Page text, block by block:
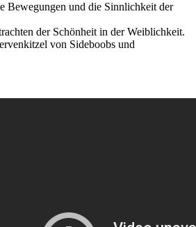
Bewegungen und die Sinnlichkeit der
der Schönheit in der Weiblichkeit.
von Sideboobs und